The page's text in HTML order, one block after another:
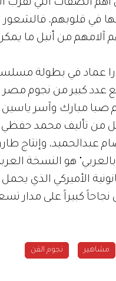
الصفات التي تقرب
في قلوبهم، فالشعور
آلامهم من أنبل ما
عماد في بطولة
عدد كبير من نجوم مصر
صبا مبارك وآسر ياسين
من تأليف محمد حفظي
عبدالحميد، وإنتاج
هو النسخة
الأميركي الذي
مشاهير نجوم الفن